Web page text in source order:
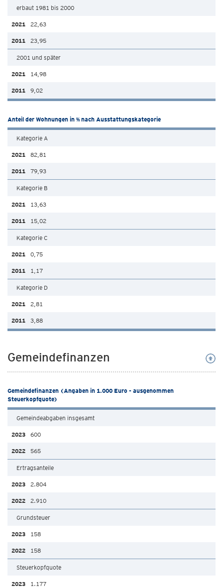
erbaut 1981 bis 2000
22,63
23,95
2001 und später
14,98
9,02
Anteil der Wohnungen in % nach Ausstattungskategorie
Kategorie A
82,81
79,93
Kategorie B
13,63
15,02
Kategorie C
0,75
1,17
Kategorie D
2,81
3,88
Gemeindefinanzen
Gemeindefinanzen (Angaben in 1.000 Euro - ausgenommen
Steuerkopfquote)
Gemeindeabgaben insgesamt
600
565
Ertragsanteile
2.804
2.910
Grundsteuer
158
158
Steuerkopfquote
1.177